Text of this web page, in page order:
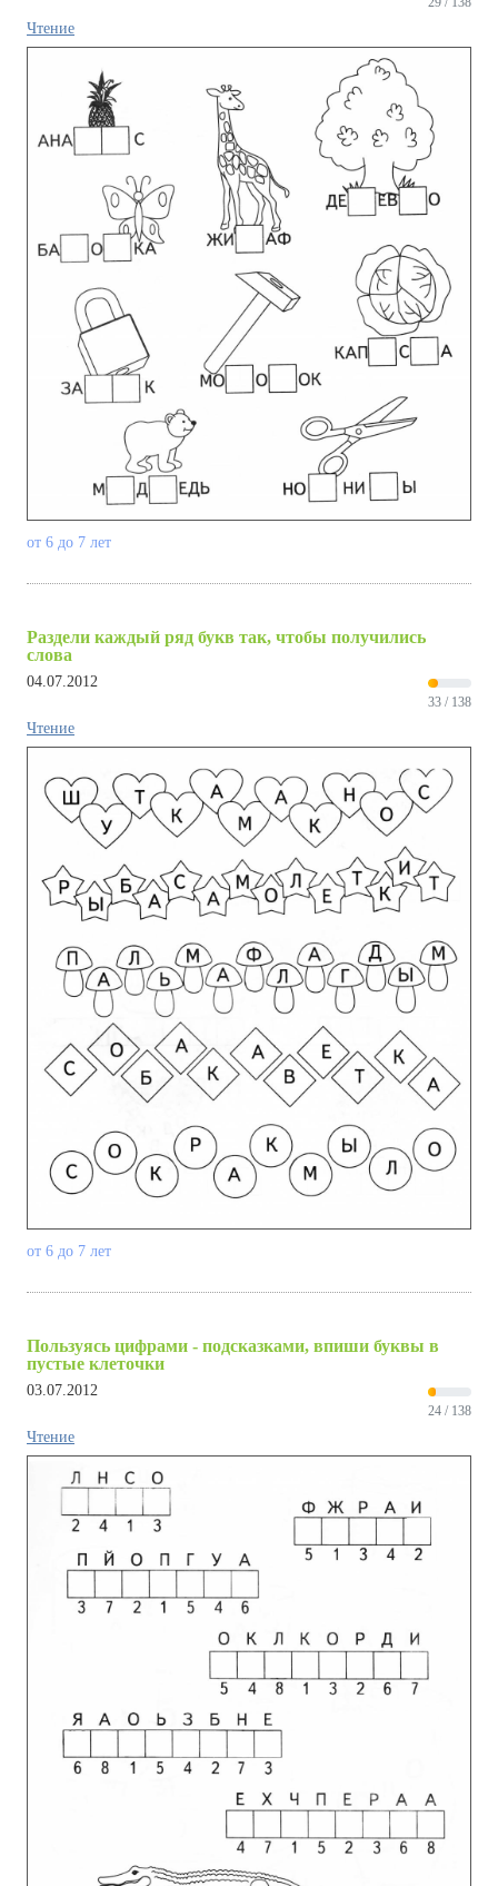
Чтение
от 6 до 7 лет
Раздели каждый ряд букв так, чтобы получились
слова
04.07.2012
33 / 138
Чтение
от 6 до 7 лет
Пользуясь цифрами - подсказками, впиши буквы в
пустые клеточки
03.07.2012
24 / 138
Чтение